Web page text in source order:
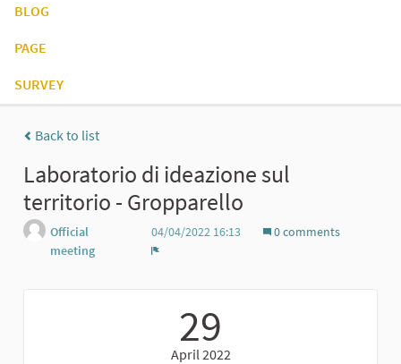
BLOG
PAGE
SURVEY
Back to list
Laboratorio di ideazione sul
territorio - Gropparello
Official
meeting
04/04/2022 16:13
0 comments
29
April 2022